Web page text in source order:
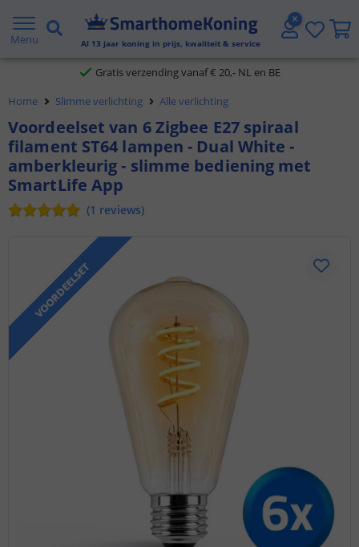
Menu Al 13 jaar koning in prijs, kwaliteit & service
2 jaar garantie
Gratis verzending vanaf € 20,- NL en BE
Klantbeoordeling 9.1
Voor 23:45 uur besteld,morgen in huis
Home Slimme verlichting Alle verlichting
Voordeelset van 6 Zigbee E27 spiraal
filament ST64 lampen - Dual White -
amberkleurig - slimme bediening met
SmartLife App
(1 reviews)
VOORDEELSET